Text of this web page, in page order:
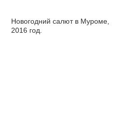
Новогодний салют в Муроме,
2016 год.